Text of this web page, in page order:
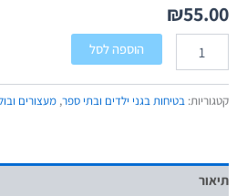
₪55.00
הוספה לסל
קטגוריות: בטיחות בגני ילדים ובתי ספר, מעצורים
תיאור